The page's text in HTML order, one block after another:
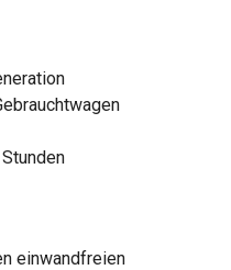
einwandfreien